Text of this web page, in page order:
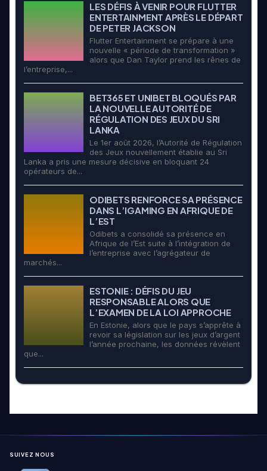
LES DÉFIS À VENIR POUR FLUTTER
ENTERTAINMENT APRÈS LE DÉPART
DE PETER JACKSON
Flutter Entertainment se prépare à une
nouvelle « période de transformation »
alors que Dan Taylor prend les rênes de
l’entreprise,...
BET365 ET UNIBET BLOQUÉS PAR
LA NOUVELLE AUTORITÉ DE
RÉGULATION DES JEUX DU SRI
LANKA
Le 1er août 2026, l’Autorité de Régulation
des Jeux nouvellement établie au Sri
Lanka a pris une mesure décisive en bloquant 24
opérateurs de...
ODIBETS RENFORCE SA PRÉSENCE
DANS L’IGAMING EN AFRIQUE DE
L’EST
Odibets a consolidé sa présence en
Afrique de l’Est suite à l’intégration de
l’entreprise avec l’agrégateur de
marchés...
ESTONIE : DÉFIS DU JEU
RESPONSABLE ALORS QUE
L’EXAMEN DE LA LOI APPROCHE
En Estonie, alors que le pays s’apprête à
revoir sa législation sur les jeux d’argent
l’année prochaine, les données révèlent
que...
SUIVEZ NOUS